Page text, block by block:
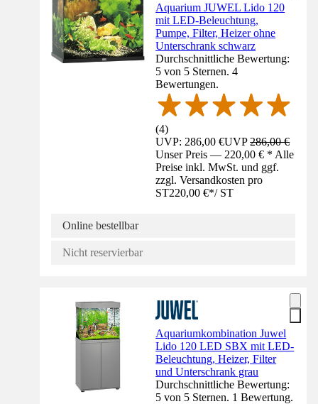
Aquarium JUWEL Lido 120
mit LED-Beleuchtung,
Pumpe, Filter, Heizer ohne
Unterschrank schwarz
Durchschnittliche Bewertung:
5 von 5 Sternen. 4
Bewertungen.
(4)
UVP: 286,00 €UVP286,00 €
Unser Preis — 220,00 € * Alle
Preise inkl. MwSt. und ggf.
zzgl. Versandkosten pro
ST220,00 €*/ ST
Online bestellbar
Nicht reservierbar
Aquariumkombination Juwel
Lido 120 LED SBX mit LED-
Beleuchtung, Heizer, Filter
und Unterschrank grau
Durchschnittliche Bewertung:
5 von 5 Sternen. 1 Bewertung.